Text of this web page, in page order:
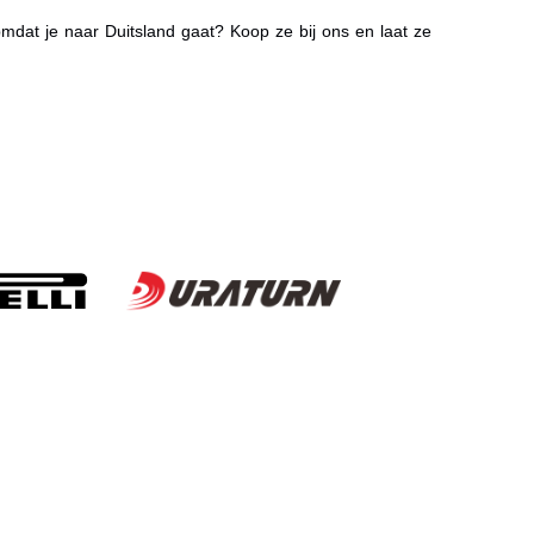
je naar Duitsland gaat? Koop ze bij ons en laat ze